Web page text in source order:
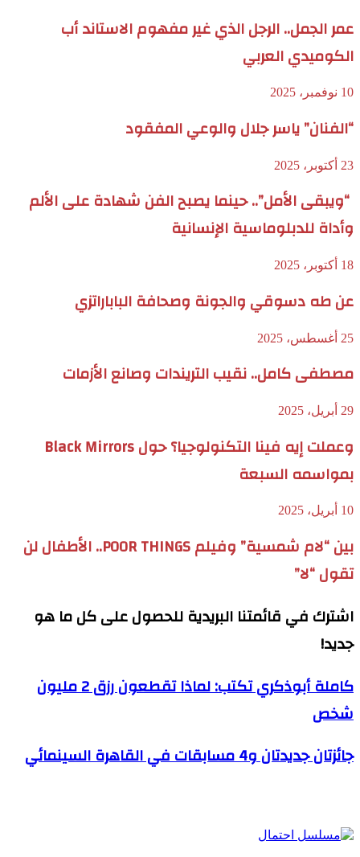
عمر الجمل.. الرجل الذي غير مفهوم الاستاند أب
الكوميدي العربي
10 نوفمبر، 2025
“الفنان” ياسر جلال والوعي المفقود
23 أكتوبر، 2025
“ويبقى الأمل”.. حينما يصبح الفن شهادة على الألم
وأداة للدبلوماسية الإنسانية
18 أكتوبر، 2025
عن طه دسوقي والجونة وصحافة الباباراتزي
25 أغسطس، 2025
مصطفى كامل.. نقيب التريندات وصانع الأزمات
29 أبريل، 2025
وعملت إيه فينا التكنولوجيا؟ حول Black Mirrors
بمواسمه السبعة
10 أبريل، 2025
بين “لام شمسية” وفيلم POOR THINGS.. الأطفال لن
تقول “لا”
اشترك في قائمتنا البريدية للحصول على كل ما هو
جديد!
كاملة أبوذكري تكتب: لماذا تقطعون رزق 2 مليون
شخص
جائزتان جديدتان و4 مسابقات في القاهرة السينمائي